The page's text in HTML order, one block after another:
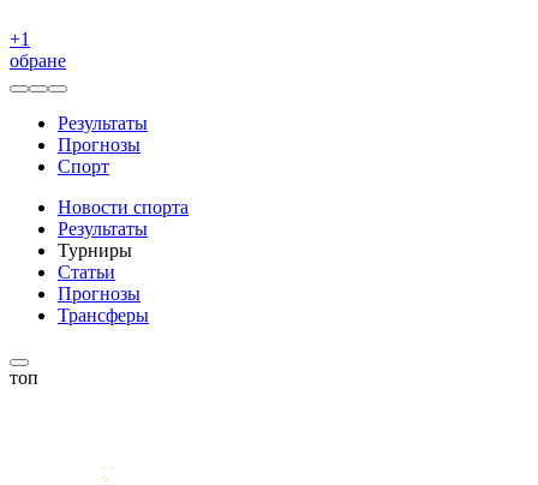
+1
обране
Результаты
Прогнозы
Спорт
Новости спорта
Результаты
Турниры
Статьи
Прогнозы
Трансферы
топ